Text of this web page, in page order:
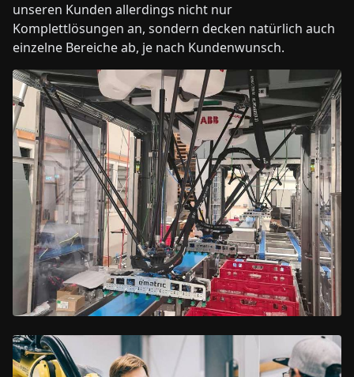
unseren Kunden allerdings nicht nur
Komplettlösungen an, sondern decken natürlich auch
einzelne Bereiche ab, je nach Kundenwunsch.